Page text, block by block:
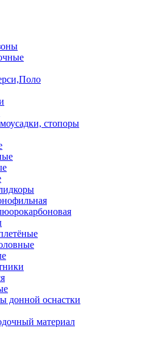
стопоры
донной оснастки
материал